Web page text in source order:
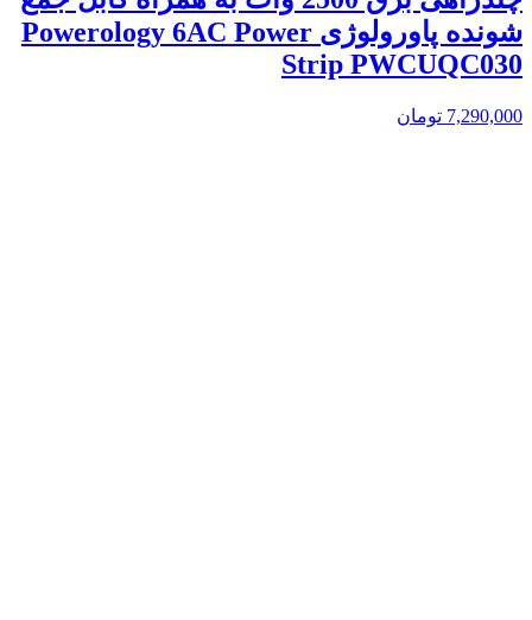
شونده پاورولوژی Powerology 6AC Power
Strip PWCUQC030
7,290,000 تومان